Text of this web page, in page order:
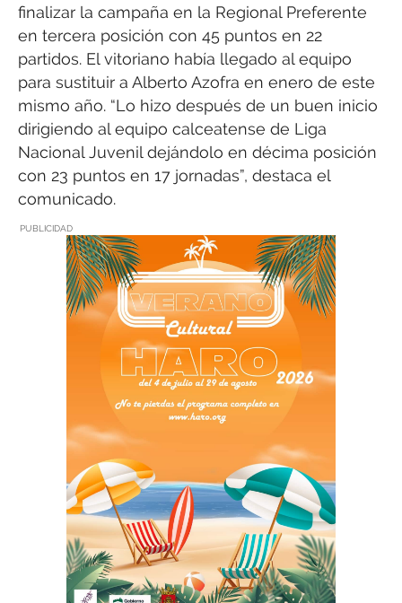
finalizar la campaña en la Regional Preferente
en tercera posición con 45 puntos en 22
partidos. El vitoriano había llegado al equipo
para sustituir a Alberto Azofra en enero de este
mismo año. “Lo hizo después de un buen inicio
dirigiendo al equipo calceatense de Liga
Nacional Juvenil dejándolo en décima posición
con 23 puntos en 17 jornadas”, destaca el
comunicado.
PUBLICIDAD